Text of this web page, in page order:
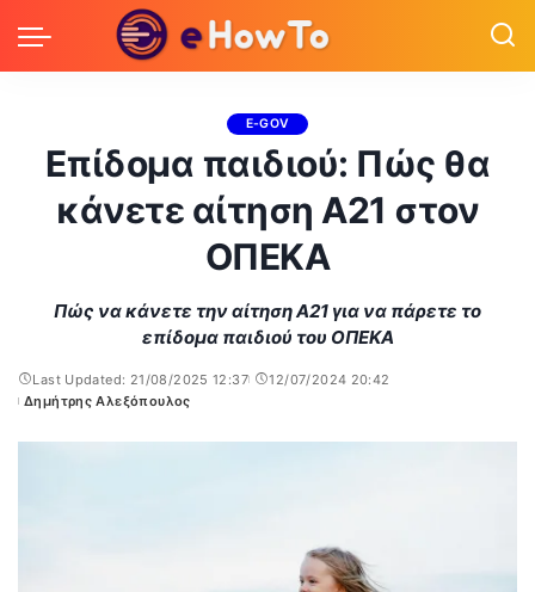
E-GOV
Επίδομα παιδιού: Πώς θα
κάνετε αίτηση Α21 στον
ΟΠΕΚΑ
Πώς να κάνετε την αίτηση Α21 για να πάρετε το
επίδομα παιδιού του ΟΠΕΚΑ
Last Updated: 21/08/2025 12:37
12/07/2024 20:42
Posted
Δημήτρης Αλεξόπουλος